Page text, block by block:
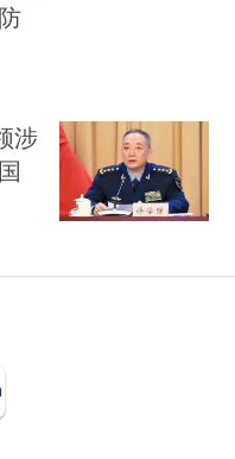
涉